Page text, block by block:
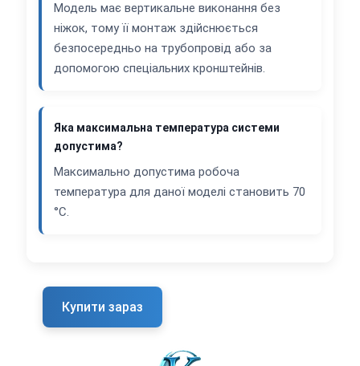
Модель має вертикальне виконання без
ніжок, тому її монтаж здійснюється
безпосередньо на трубопровід або за
допомогою спеціальних кронштейнів.
Яка максимальна температура системи
допустима?
Максимально допустима робоча
температура для даної моделі становить 70
°C.
Купити зараз